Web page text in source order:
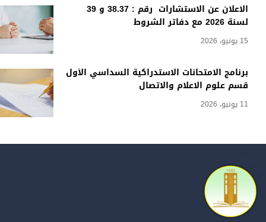
الاعلان عن الاستشارات رقم : 38.37 و 39
لسنة 2026 مع دفاتر الشروط
15 يونيو، 2026
برنامج الامتحانات الاستدراكية السداسي الأول
قسم علوم الاعلام والاتصال
11 يونيو، 2026